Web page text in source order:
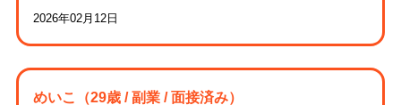
2026年02月12日
めいこ （29歳 / 副業 / 面接済み）